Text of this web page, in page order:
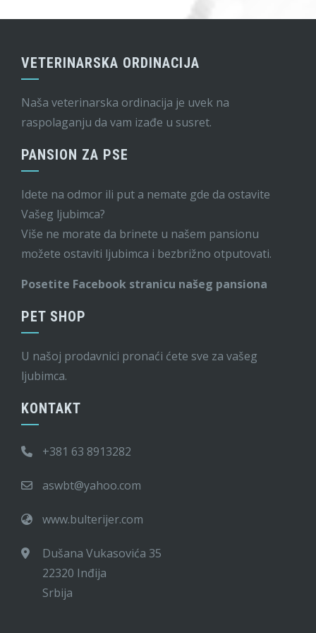
VETERINARSKA ORDINACIJA
Naša veterinarska ordinacija je uvek na
raspolaganju da vam izađe u susret.
PANSION ZA PSE
Idete na odmor ili put a nemate gde da ostavite
Vašeg ljubimca?
Više ne morate da brinete u našem pansionu
možete ostaviti ljubimca i bezbrižno otputovati.
Posetite Facebook stranicu našeg pansiona
PET SHOP
U našoj prodavnici pronaći ćete sve za vašeg
ljubimca.
KONTAKT
+381 63 8913282
aswbt@yahoo.com
www.bulterijer.com
Dušana Vukasovića 35
22320 Inđija
Srbija